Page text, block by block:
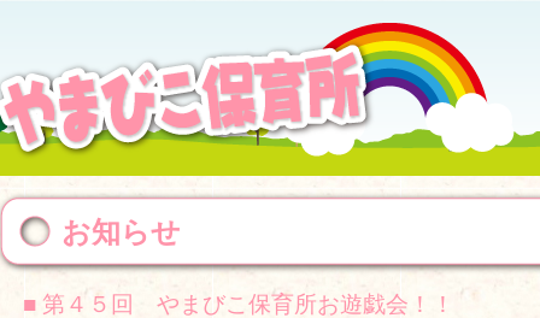
お知らせ
■ 第４５回 やまびこ保育所お遊戯会！！